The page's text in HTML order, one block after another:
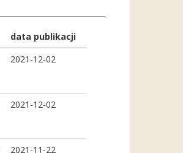
data publikacji
2021-12-02
2021-12-02
2021-11-22